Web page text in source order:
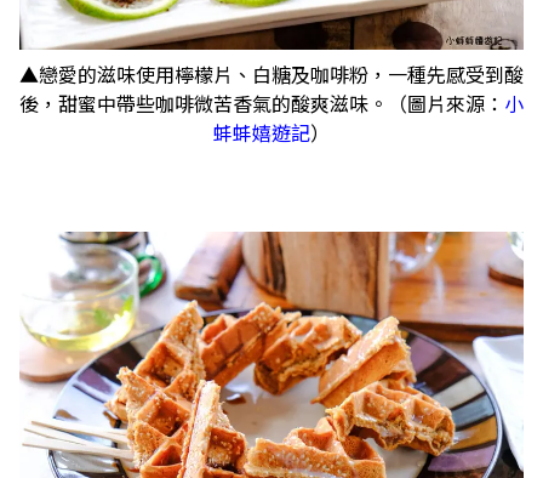
▲戀愛的滋味使用檸檬片、白糖及咖啡粉，一種先感受到酸
後，甜蜜中帶些咖啡微苦香氣的酸爽滋味。（圖片來源： 小
蚌蚌嬉遊記）